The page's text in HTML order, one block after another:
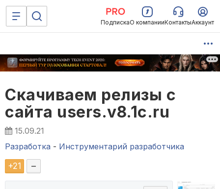
ПодпискаО компанииКонтактыАккаунт
Скачиваем релизы с
сайта users.v8.1c.ru
15.09.21
Разработка - Инструментарий разработчика
+21 –